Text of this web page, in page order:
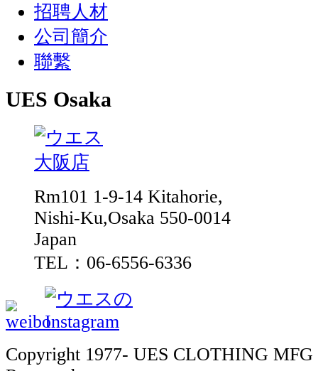
招聘人材
公司簡介
聯繫
UES Osaka
Rm101 1-9-14 Kitahorie,
Nishi-Ku,Osaka 550-0014
Japan
TEL：06-6556-6336
Copyright 1977- UES CLOTHING